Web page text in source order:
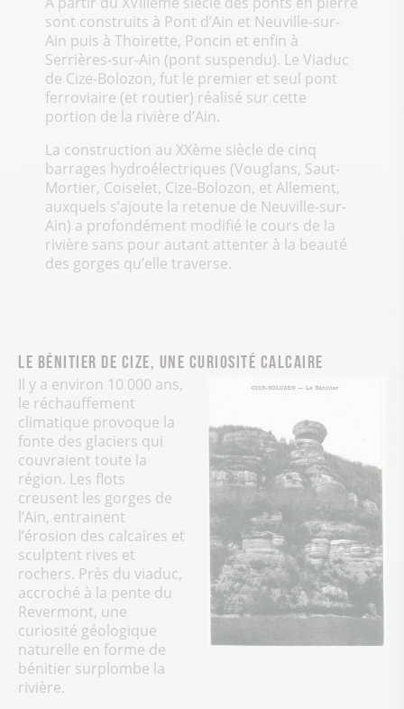
sont construits à Pont d’Ain et Neuville-sur-
Ain puis à Thoirette, Poncin et enfin à
Serrières-sur-Ain (pont suspendu). Le Viaduc
de Cize-Bolozon, fut le premier et seul pont
ferroviaire (et routier) réalisé sur cette
portion de la rivière d’Ain.
La construction au XXème siècle de cinq
barrages hydroélectriques (Vouglans, Saut-
Mortier, Coiselet, Cize-Bolozon, et Allement,
auxquels s’ajoute la retenue de Neuville-sur-
Ain) a profondément modifié le cours de la
rivière sans pour autant attenter à la beauté
des gorges qu’elle traverse.
Le bénitier de Cize, une curiosité calcaire
Il y a environ 10 000 ans,
le réchauffement
climatique provoque la
fonte des glaciers qui
couvraient toute la
région. Les flots
creusent les gorges de
l’Ain, entrainent
l’érosion des calcaires et
sculptent rives et
rochers. Près du viaduc,
accroché à la pente du
Revermont, une
curiosité géologique
naturelle en forme de
bénitier surplombe la
rivière.